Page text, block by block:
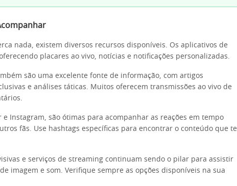
nada, existem diversos recursos disponíveis. Os aplicativos de
placares ao vivo, notícias e notificações personalizadas.
são uma excelente fonte de informação, com artigos
e análises táticas. Muitos oferecem transmissões ao vivo de
e Instagram, são ótimas para acompanhar as reações em tempo
fãs. Use hashtags específicas para encontrar o conteúdo que te
e serviços de streaming continuam sendo o pilar para assistir
imagem e som. Verifique sempre as opções disponíveis na sua